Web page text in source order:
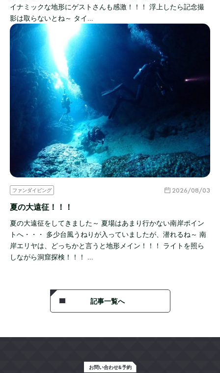
イナミックな地形にゲストさんも感激！！！ 浮上したら記念撮
影は取らないとね～ タイ…
ファンダイビング 2026/08/03
夏の大遠征！！！
夏の大遠征をしてきました～ 夏場はあまり行かない南岸ポイン
トへ・・・ 多少台風うねりが入っていましたが、潜れるね～ 南
岸エリヤは、どっちかと言うと地形メイン！！！ ライトを照ら
しながら洞窟探検！！！ …
記事一覧へ
お問い合わせ&予約